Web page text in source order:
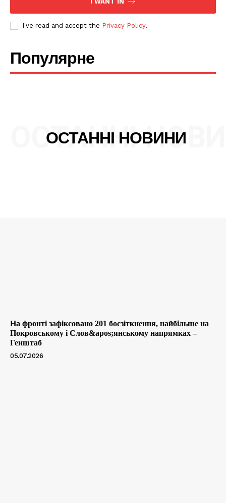
SUBSCRIBE NOW
Company
Мапа сайту
I've read and accept the Privacy Policy.
Популярне
ОСТАННІ НОВИНИ
ОСТАННІ
На фронті зафіксовано 201 боєзіткнення, найбільше на
Покровському і Слов&apos;янському напрямках –
Генштаб
05.07.2026